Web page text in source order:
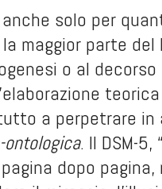
anche solo per
maggior parte del
o al
a perpetrare in
. Il DSM-
dopo